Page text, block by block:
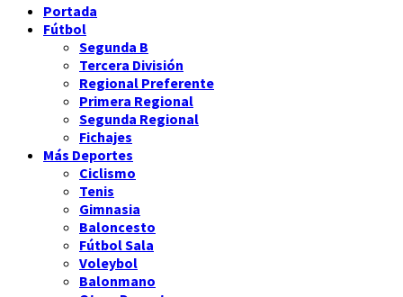
Portada
Fútbol
Segunda B
Tercera División
Regional Preferente
Primera Regional
Segunda Regional
Fichajes
Más Deportes
Ciclismo
Tenis
Gimnasia
Baloncesto
Fútbol Sala
Voleybol
Balonmano